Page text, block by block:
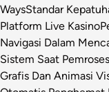
WaysStandar
Platform Live Kasino
Navigasi Dalam
Sistem Saat
Grafis Dan Animasi